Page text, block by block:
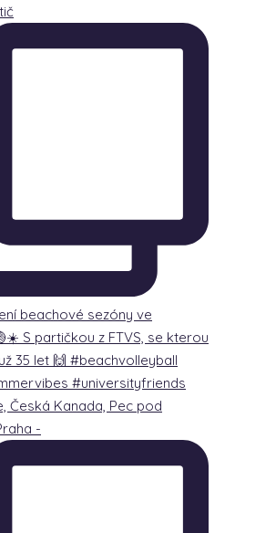
Česká Kanada, Pec pod
-